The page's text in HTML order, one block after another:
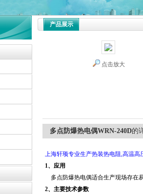
产品展示
点击放大
多点防爆热电偶WRN-240D的
上海轩顼专业生产热装热电阻,高温
1、应用
多点防爆热电偶适合生产现场存在
2、主要技术参数